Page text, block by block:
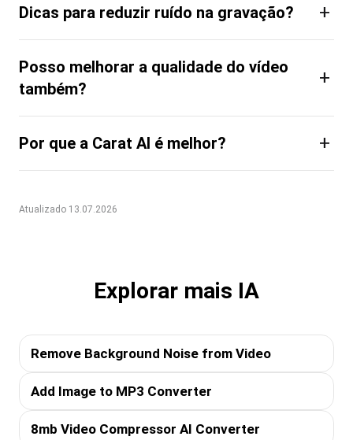
Dicas para reduzir ruído na gravação? +
Posso melhorar a qualidade do vídeo
também?
+
Por que a Carat AI é melhor? +
Atualizado 13.07.2026
Explorar mais IA
Remove Background Noise from Video
Add Image to MP3 Converter
8mb Video Compressor AI Converter